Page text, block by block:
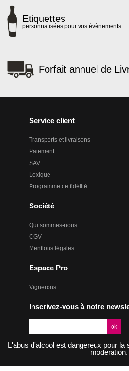
Etiquettes
personnalisées pour vos évènements
Forfait annuel de
Service client
Transports et livraisons
Paiement
SAV
Lexique
Programme de fidélité
Société
Qui sommes-nous
CGV
Mentions légales
Espace Pro
Vignerons
Inscrivez-vous à notre
L'abus d'alcool est dangereux pour la
modération.